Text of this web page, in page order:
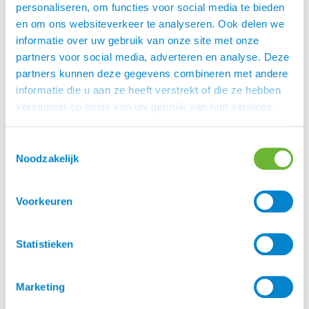
personaliseren, om functies voor social media te bieden
en om ons websiteverkeer te analyseren. Ook delen we
informatie over uw gebruik van onze site met onze
partners voor social media, adverteren en analyse. Deze
partners kunnen deze gegevens combineren met andere
informatie die u aan ze heeft verstrekt of die ze hebben
verzameld op basis van uw gebruik van hun services.
Noodzakelijk
Voorkeuren
Statistieken
Marketing
bewezen werking die zelfs beter is dan […]
Laat je niet lymen, Ticks off!
Je kent het vast wel. Je bent lekker met je paard op een
bosrit geweest en je komt thuis en ontdekt bij jezelf